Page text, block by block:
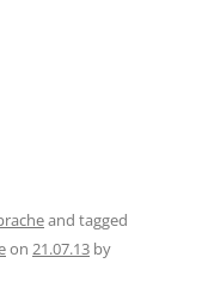
and tagged
on 21.07.13 by